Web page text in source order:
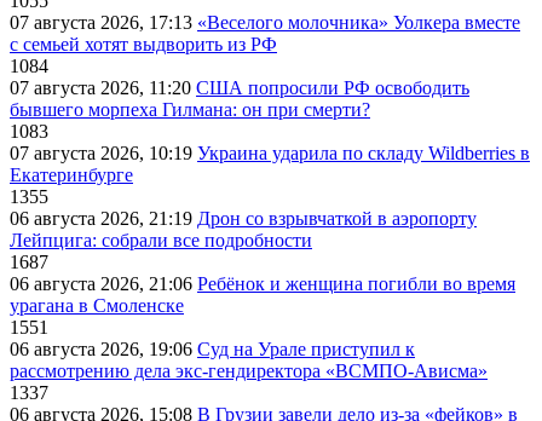
07 августа 2026, 17:13 «Веселого молочника» Уолкера вместе
с семьей хотят выдворить из РФ
1084
07 августа 2026, 11:20 США попросили РФ освободить
бывшего морпеха Гилмана: он при смерти?
1083
07 августа 2026, 10:19 Украина ударила по складу Wildberries в
Екатеринбурге
1355
06 августа 2026, 21:19 Дрон со взрывчаткой в аэропорту
Лейпцига: собрали все подробности
1687
06 августа 2026, 21:06 Ребёнок и женщина погибли во время
урагана в Смоленске
1551
06 августа 2026, 19:06 Суд на Урале приступил к
рассмотрению дела экс-гендиректора «ВСМПО-Ависма»
1337
06 августа 2026, 15:08 В Грузии завели дело из-за «фейков» в